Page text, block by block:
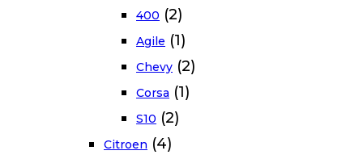
400 (2)
Agile (1)
Chevy (2)
Corsa (1)
S10 (2)
Citroen (4)